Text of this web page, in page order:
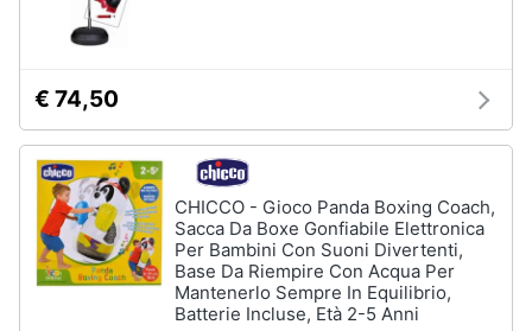
€ 74,50
CHICCO - Gioco Panda Boxing Coach,
Sacca Da Boxe Gonfiabile Elettronica
Per Bambini Con Suoni Divertenti,
Base Da Riempire Con Acqua Per
Mantenerlo Sempre In Equilibrio,
Batterie Incluse, Età 2-5 Anni